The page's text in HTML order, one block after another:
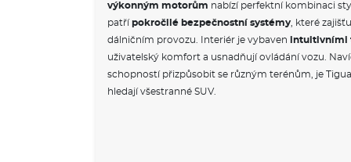
výkonným motorům nabízí perfektní kombinaci
patřípokročilé bezpečnostní systémy , které
dálničním provozu. Interiér je vybaven
intuitivními
uživatelský komfort a usnadňují ovládání vozu.
schopností přizpůsobit se různým terénům, je
hledají všestranné SUV.